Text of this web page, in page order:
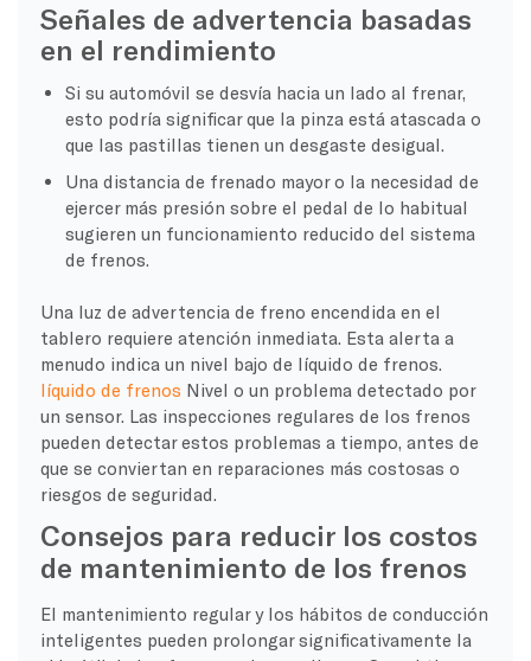
Señales de advertencia basadas
en el rendimiento
Si su automóvil se desvía hacia un lado al frenar,
esto podría significar que la pinza está atascada o
que las pastillas tienen un desgaste desigual.
Una distancia de frenado mayor o la necesidad de
ejercer más presión sobre el pedal de lo habitual
sugieren un funcionamiento reducido del sistema
de frenos.
Una luz de advertencia de freno encendida en el
tablero requiere atención inmediata. Esta alerta a
menudo indica un nivel bajo de líquido de frenos.
líquido de frenos Nivel o un problema detectado por
un sensor. Las inspecciones regulares de los frenos
pueden detectar estos problemas a tiempo, antes de
que se conviertan en reparaciones más costosas o
riesgos de seguridad.
Consejos para reducir los costos
de mantenimiento de los frenos
El mantenimiento regular y los hábitos de conducción
inteligentes pueden prolongar significativamente la